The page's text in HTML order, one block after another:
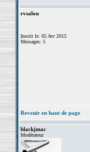
rvsalou
Inscrit le: 05 Avr 2015
Messages: 5
Revenir en haut de page
blackjmac
Modérateur